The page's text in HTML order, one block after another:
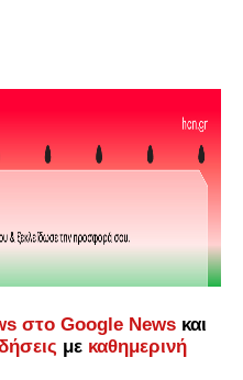
στο Google News και
με καθημερινή